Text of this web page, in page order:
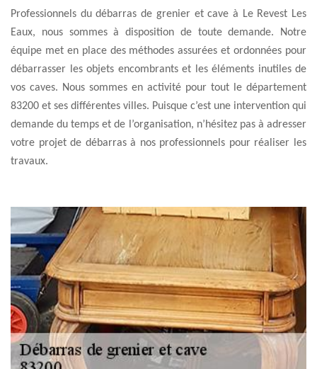
Professionnels du débarras de grenier et cave à Le Revest Les
Eaux, nous sommes à disposition de toute demande. Notre
équipe met en place des méthodes assurées et ordonnées pour
débarrasser les objets encombrants et les éléments inutiles de
vos caves. Nous sommes en activité pour tout le département
83200 et ses différentes villes. Puisque c’est une intervention qui
demande du temps et de l’organisation, n’hésitez pas à adresser
votre projet de débarras à nos professionnels pour réaliser les
travaux.